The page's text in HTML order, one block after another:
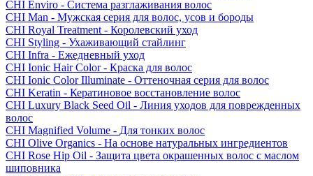
CHI Enviro - Система разглаживания волос
CHI Man - Мужская серия для волос, усов и бороды
CHI Royal Treatment - Королевский уход
CHI Styling - Ухаживающий стайлинг
CHI Infra - Ежедневный уход
CHI Ionic Hair Color - Краска для волос
CHI Ionic Color Illuminate - Оттеночная серия для волос
CHI Keratin - Кератиновое восстановление волос
CHI Luxury Black Seed Oil - Линия уходов для поврежденных
волос
CHI Magnified Volume - Для тонких волос
CHI Olive Organics - На основе натуральных ингредиентов
CHI Rose Hip Oil - Защита цвета окрашенных волос с маслом
шиповника